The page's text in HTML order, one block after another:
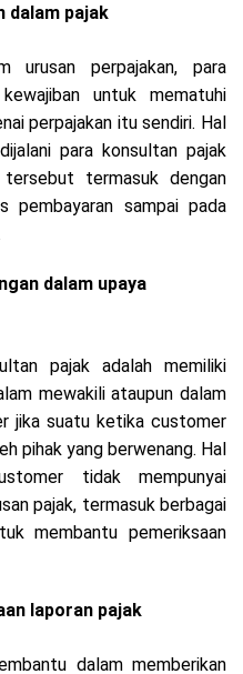
dalam pajak
urusan perpajakan, para
untuk mematuhi
perpajakan itu sendiri. Hal
para konsultan pajak
termasuk dengan
pembayaran sampai pada
dalam upaya
pajak adalah memiliki
mewakili ataupun dalam
jika suatu ketika customer
pihak yang berwenang. Hal
tidak mempunyai
pajak, termasuk berbagai
membantu pemeriksaan
laporan pajak
dalam memberikan